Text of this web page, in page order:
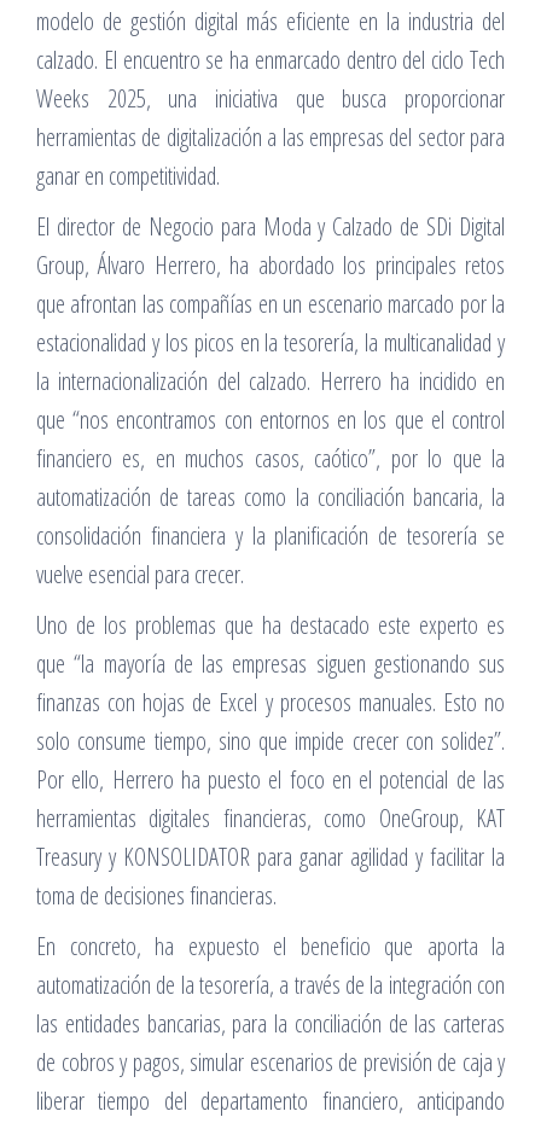
modelo de gestión digital más eficiente en la industria del
calzado. El encuentro se ha enmarcado dentro del ciclo Tech
Weeks 2025, una iniciativa que busca proporcionar
herramientas de digitalización a las empresas del sector para
ganar en competitividad.
El director de Negocio para Moda y Calzado de SDi Digital
Group, Álvaro Herrero, ha abordado los principales retos
que afrontan las compañías en un escenario marcado por la
estacionalidad y los picos en la tesorería, la multicanalidad y
la internacionalización del calzado. Herrero ha incidido en
que “nos encontramos con entornos en los que el control
financiero es, en muchos casos, caótico”, por lo que la
automatización de tareas como la conciliación bancaria, la
consolidación financiera y la planificación de tesorería se
vuelve esencial para crecer.
Uno de los problemas que ha destacado este experto es
que “la mayoría de las empresas siguen gestionando sus
finanzas con hojas de Excel y procesos manuales. Esto no
solo consume tiempo, sino que impide crecer con solidez”.
Por ello, Herrero ha puesto el foco en el potencial de las
herramientas digitales financieras, como OneGroup, KAT
Treasury y KONSOLIDATOR para ganar agilidad y facilitar la
toma de decisiones financieras.
En concreto, ha expuesto el beneficio que aporta la
automatización de la tesorería, a través de la integración con
las entidades bancarias, para la conciliación de las carteras
de cobros y pagos, simular escenarios de previsión de caja y
liberar tiempo del departamento financiero, anticipando